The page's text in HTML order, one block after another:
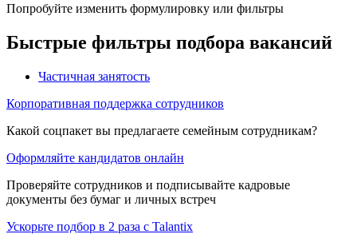
Попробуйте изменить формулировку или фильтры
Быстрые фильтры подбора вакансий
Частичная занятость
Корпоративная поддержка сотрудников
Какой соцпакет вы предлагаете семейным сотрудникам?
Оформляйте кандидатов онлайн
Проверяйте сотрудников и подписывайте кадровые
документы без бумаг и личных встреч
Ускорьте подбор в 2 раза с Talantix